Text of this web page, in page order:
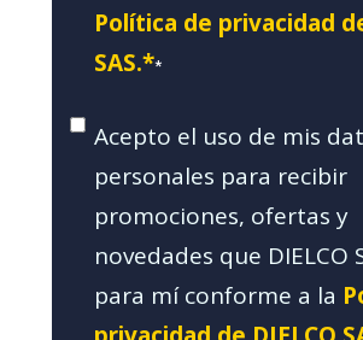
Política de privacidad
SAS.**
Acepto el uso de mis
personales para recibir
promociones, ofertas y
novedades que DIELCO
para mí conforme a la